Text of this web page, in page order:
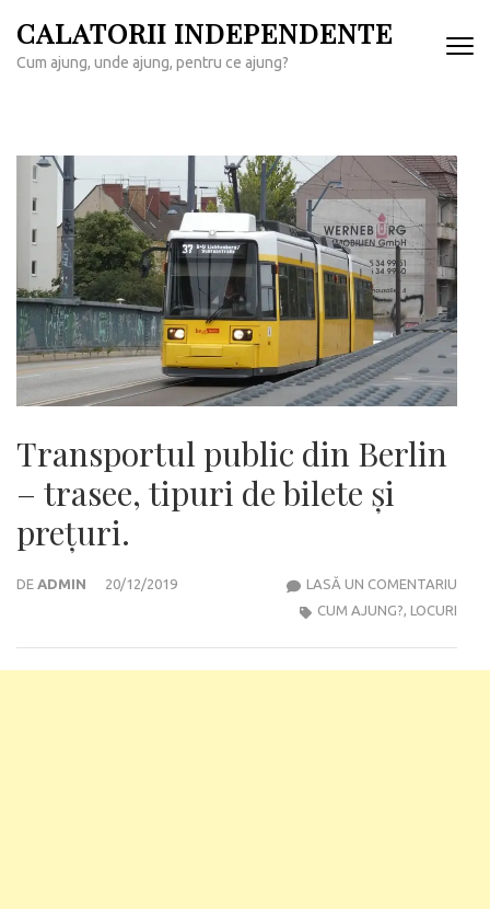
conținut
CALATORII INDEPENDENTE
Cum ajung, unde ajung, pentru ce ajung?
Transportul public din Berlin
– trasee, tipuri de bilete și
prețuri.
DE ADMIN 20/12/2019 LASĂ UN COMENTARIU
CUM AJUNG?, LOCURI